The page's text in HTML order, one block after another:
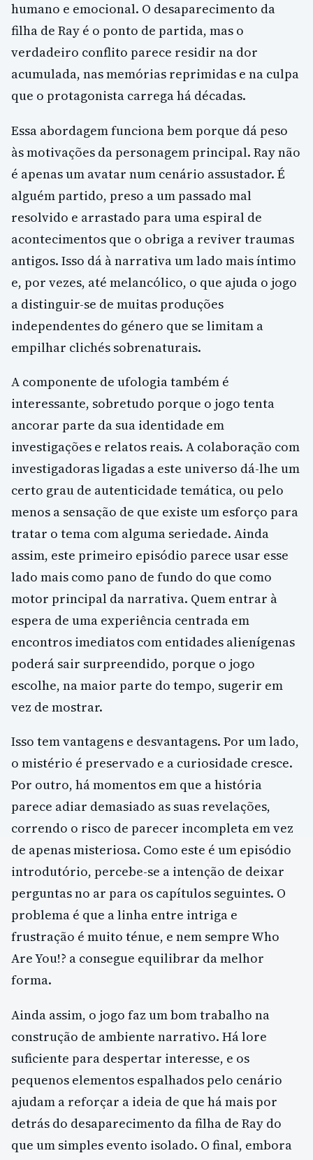
humano e emocional. O desaparecimento da
filha de Ray é o ponto de partida, mas o
verdadeiro conflito parece residir na dor
acumulada, nas memórias reprimidas e na culpa
que o protagonista carrega há décadas.
Essa abordagem funciona bem porque dá peso
às motivações da personagem principal. Ray não
é apenas um avatar num cenário assustador. É
alguém partido, preso a um passado mal
resolvido e arrastado para uma espiral de
acontecimentos que o obriga a reviver traumas
antigos. Isso dá à narrativa um lado mais íntimo
e, por vezes, até melancólico, o que ajuda o jogo
a distinguir-se de muitas produções
independentes do género que se limitam a
empilhar clichés sobrenaturais.
A componente de ufologia também é
interessante, sobretudo porque o jogo tenta
ancorar parte da sua identidade em
investigações e relatos reais. A colaboração com
investigadoras ligadas a este universo dá-lhe um
certo grau de autenticidade temática, ou pelo
menos a sensação de que existe um esforço para
tratar o tema com alguma seriedade. Ainda
assim, este primeiro episódio parece usar esse
lado mais como pano de fundo do que como
motor principal da narrativa. Quem entrar à
espera de uma experiência centrada em
encontros imediatos com entidades alienígenas
poderá sair surpreendido, porque o jogo
escolhe, na maior parte do tempo, sugerir em
vez de mostrar.
Isso tem vantagens e desvantagens. Por um lado,
o mistério é preservado e a curiosidade cresce.
Por outro, há momentos em que a história
parece adiar demasiado as suas revelações,
correndo o risco de parecer incompleta em vez
de apenas misteriosa. Como este é um episódio
introdutório, percebe-se a intenção de deixar
perguntas no ar para os capítulos seguintes. O
problema é que a linha entre intriga e
frustração é muito ténue, e nem sempre Who
Are You!? a consegue equilibrar da melhor
forma.
Ainda assim, o jogo faz um bom trabalho na
construção de ambiente narrativo. Há lore
suficiente para despertar interesse, e os
pequenos elementos espalhados pelo cenário
ajudam a reforçar a ideia de que há mais por
detrás do desaparecimento da filha de Ray do
que um simples evento isolado. O final, embora